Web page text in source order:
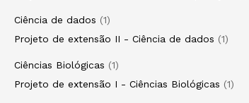
Ciência de dados
1
Projeto de extensão II - Ciência de dados
1
Ciências Biológicas
1
Projeto de extensão I - Ciências Biológicas
1